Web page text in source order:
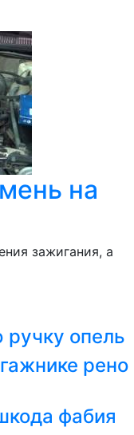
на
зажигания, а
ручку опель
рено
фабия